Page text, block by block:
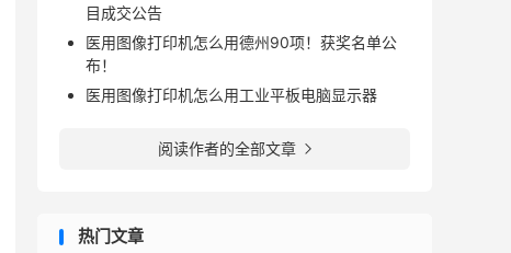
目成交公告
医用图像打印机怎么用德州90项！获奖名单公
布！
医用图像打印机怎么用工业平板电脑显示器
阅读作者的全部文章 
热门文章